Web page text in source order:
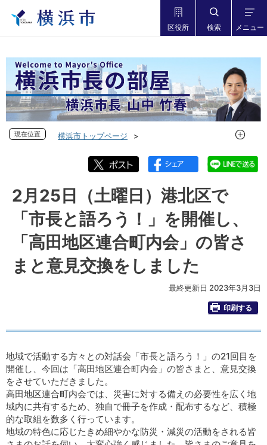
区役所 検索 メニュー
現在位置
横浜市トップページ
フォトダイアリー 2022年度
フォトダイアリー 2023年2月
2月25日（土曜日）港北区で「市長と語ろう！」を開催し、
「高田地区連合町内会」の皆さまと意見交換をしました
現在位
2月25日（土曜日）港北区で
「市長と語ろう！」を開催し、
「高田地区連合町内会」の皆さ
まと意見交換をしました
最終更新日 2023年3月3日
印刷する
地域で活動する方々との対話会「市長と語ろう！」の21回目を
開催し、今回は「高田地区連合町内会」の皆さまと、意見交換
をさせていただきました。
高田地区連合町内会では、災害に対する備えの必要性を広く地
域内に共有するため、独自で冊子を作成・配布するなど、積極
的な取組を数多く行っています。
地域の特色に応じたきめ細やかな防災・減災の活動をされる皆